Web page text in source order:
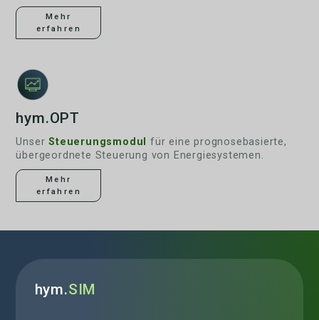
Mehr
erfahren
hym.OPT
UnserSteuerungsmodul
für eine prognosebasierte,
übergeordnete Steuerung von Energiesystemen.
Mehr
erfahren
hym.SIM